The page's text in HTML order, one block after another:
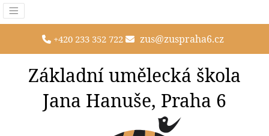
+420 233 352 722 zus@zuspraha6.cz
Základní umělecká škola
Jana Hanuše, Praha 6